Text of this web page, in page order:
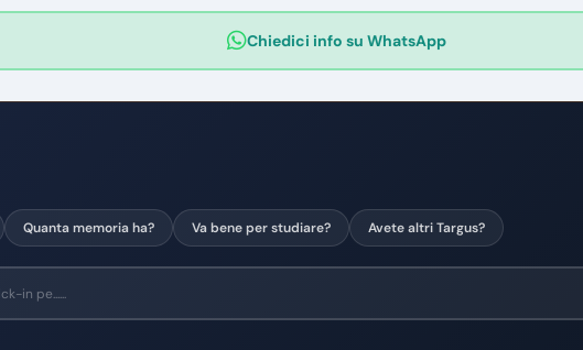
Chiedici info su WhatsApp
Quanta memoria ha? Va bene per studiare? Avete altri Targus?